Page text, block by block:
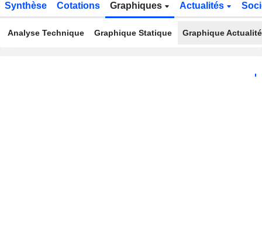
Synthèse Cotations Graphiques Actualités
Analyse Technique Graphique Statique Graphique